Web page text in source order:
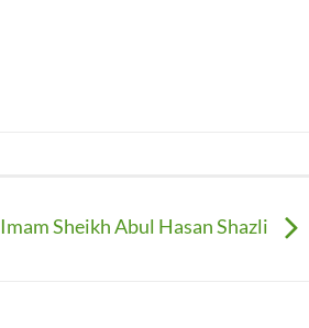
Imam Sheikh Abul Hasan Shazli